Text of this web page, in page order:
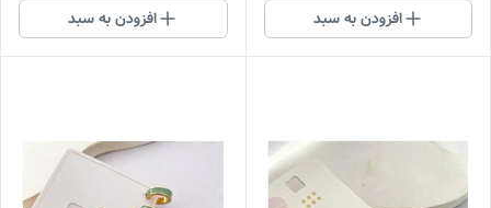
افزودن به سبد افزودن به سبد